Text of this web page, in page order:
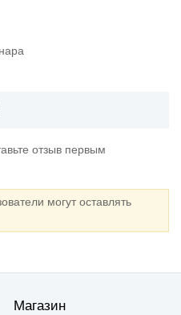
отзыв первым
могут оставлять
Магазин